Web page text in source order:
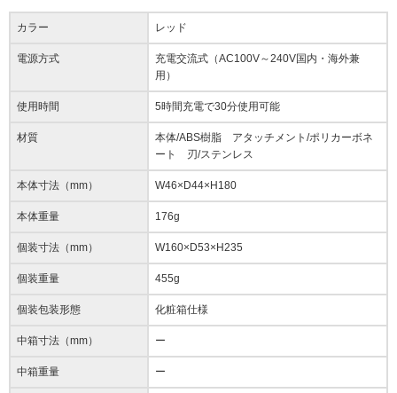
カラー レッド
電源方式
充電交流式（AC100V～240V国内・海外兼
用）
使用時間 5時間充電で30分使用可能
材質
本体/ABS樹脂 アタッチメント/ポリカーボネ
ート 刃/ステンレス
本体寸法（mm） W46×D44×H180
本体重量 176g
個装寸法（mm） W160×D53×H235
個装重量 455g
個装包装形態 化粧箱仕様
中箱寸法（mm） ー
中箱重量 ー